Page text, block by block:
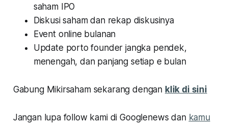
saham IPO
Diskusi saham dan rekap diskusinya
Event online bulanan
Update porto founder jangka pendek,
menengah, dan panjang setiap e bulan
Gabung Mikirsaham sekarang dengan klik di sini
Jangan lupa follow kami di Googlenews dan kamu